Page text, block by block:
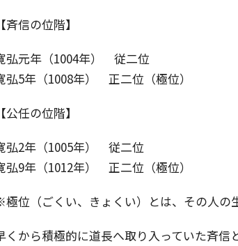
【斉信の位階】
弘元年（1004年） 従二位
弘5年（1008年） 正二位（極位）
【公任の位階】
弘2年（1005年） 従二位
弘9年（1012年） 正二位（極位）
位（ごくい、きょくい）とは、その人の
くから積極的に道長へ取り入っていた斉